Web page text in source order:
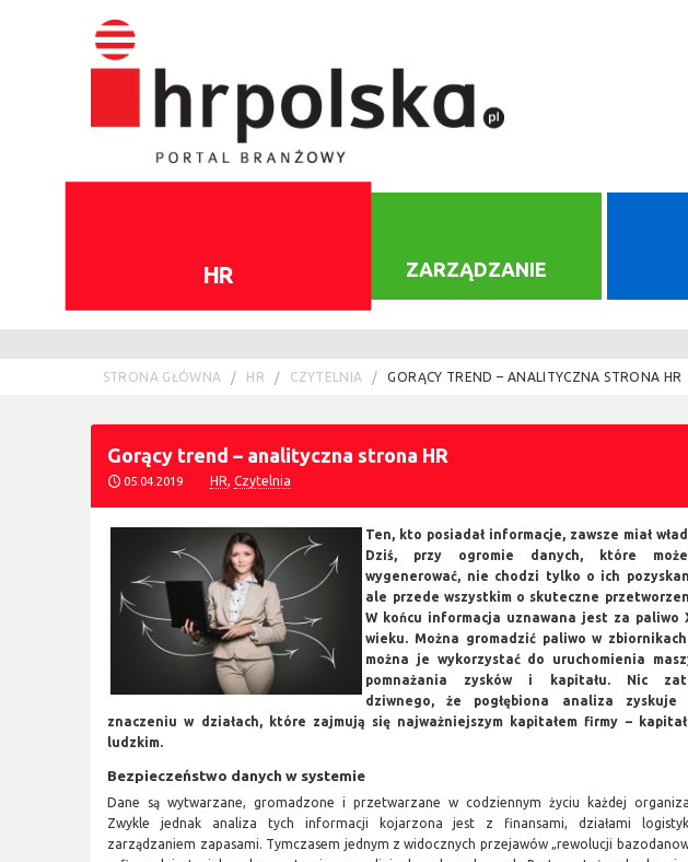
HR ZARZĄDZANIE
STRONA GŁÓWNA HR CZYTELNIA GORĄCY TREND – ANALITYCZNA STRONA HR
Gorący trend – analityczna strona HR
05.04.2019 HR ,Czytelnia
Ten, kto posiadał informacje, zawsze miał
Dziś, przy ogromie danych, które
wygenerować, nie chodzi tylko o ich
ale przede wszystkim o skuteczne
W końcu informacja uznawana jest za paliwo
wieku. Można gromadzić paliwo w
można je wykorzystać do uruchomienia
pomnażania zysków i kapitału. Nic
dziwnego, że pogłębiona analiza zyskuje
znaczeniu w działach, które zajmują się najważniejszym kapitałem firmy –
ludzkim.
Bezpieczeństwo danych w systemie
Dane są wytwarzane, gromadzone i przetwarzane w codziennym życiu każdej
Zwykle jednak analiza tych informacji kojarzona jest z finansami, działami
zarządzaniem zapasami. Tymczasem jednym z widocznych przejawów „rewolucji